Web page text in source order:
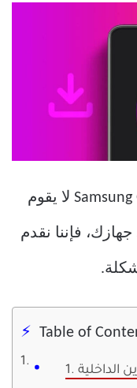
ولكن إذا كان متجر Samsung Galaxy Store لا يقوم
فإننا نقدم
Table of
الداخلية